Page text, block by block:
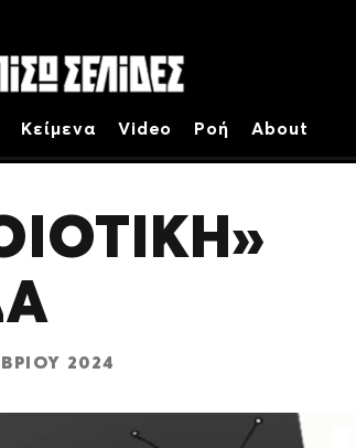
Κείμενα Video Ροή About
2024